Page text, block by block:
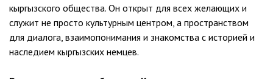
кыргызского общества. Он открыт для всех желающих и
служит не просто культурным центром, а пространством
для диалога, взаимопонимания и знакомства с историей и
наследием кыргызских немцев.